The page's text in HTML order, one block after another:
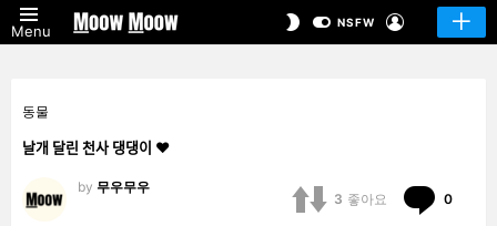
Menu
SWITCHNSFW
동물
날개 달린 천사 댕댕이 ❤️
by 무우무우
3 좋아요 0